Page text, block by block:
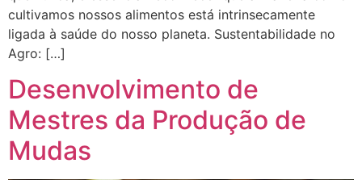
cultivamos nossos alimentos está intrinsecamente
ligada à saúde do nosso planeta. Sustentabilidade no
Agro: […]
Desenvolvimento de
Mestres da Produção de
Mudas